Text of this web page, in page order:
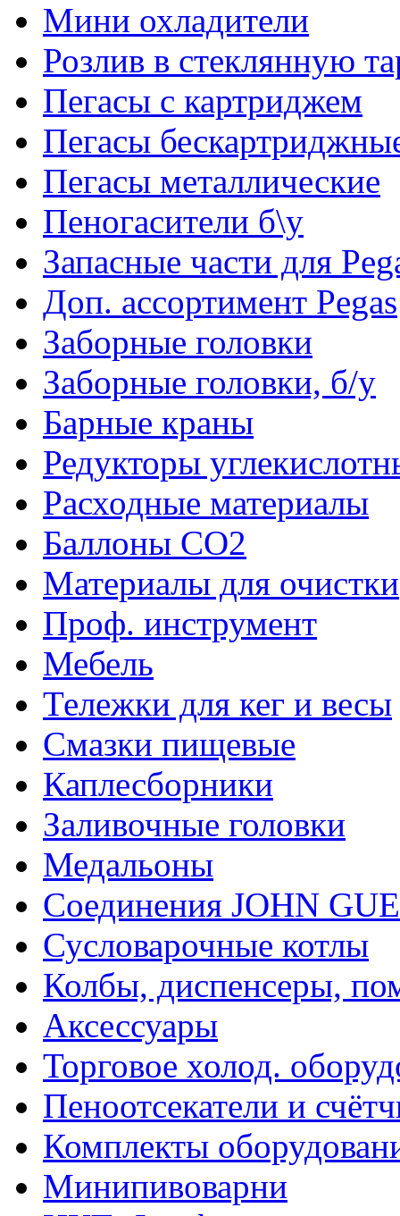
Мини охладители
Розлив в стеклянную
Пегасы с картриджем
Пегасы
Пегасы металлические
Пеногасители б\у
Запасные части для
Доп. ассортимент Pegas
Заборные головки
Заборные головки, б/у
Барные краны
Редукторы
Расходные материалы
Баллоны CO2
Материалы для очистки
Проф. инструмент
Мебель
Тележки для кег и весы
Смазки пищевые
Каплесборники
Заливочные головки
Медальоны
Соединения JOHN
Сусловарочные котлы
Колбы, диспенсеры,
Аксессуары
Торговое холод.
Пеноотсекатели и
Комплекты
Минипивоварни